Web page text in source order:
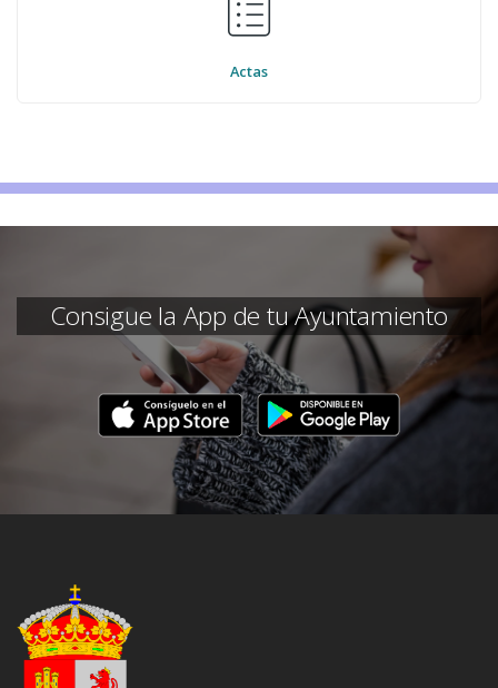
Actas
Consigue la App de tu Ayuntamiento